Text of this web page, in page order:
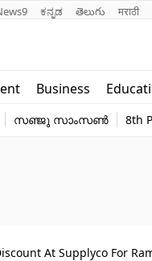
ಕನ್ನಡ తెలుగు मराठी
Business
world
സഞ്ജു സാംസൺ 8th
At Supplyco For